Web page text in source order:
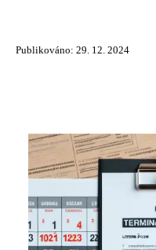
Publikováno: 29. 12. 2024